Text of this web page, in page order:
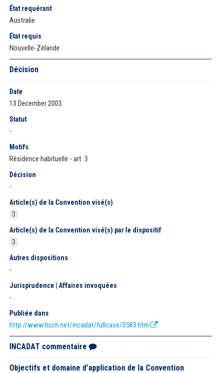
État requérant
Australie
État requis
Nouvelle-Zélande
Décision
Date
13 December 2003
Statut
-
Motifs
Résidence habituelle - art. 3
Décision
-
Article(s) de la Convention visé(s)
3
Article(s) de la Convention visé(s) par le dispositif
3
Autres dispositions
-
Jurisprudence | Affaires invoquées
-
Publiée dans
http://www.hcch.net/incadat/fullcase/0583.htm
INCADAT commentaire
Objectifs et domaine d’application de la Convention